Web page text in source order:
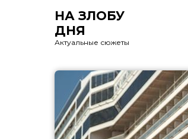
НА ЗЛОБУ
ДНЯ
Актуальные сюжеты